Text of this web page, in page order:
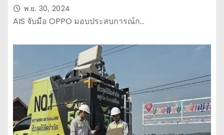
พ.ย. 30, 2024
AIS จับมือ OPPO มอบประสบการณ์ก…